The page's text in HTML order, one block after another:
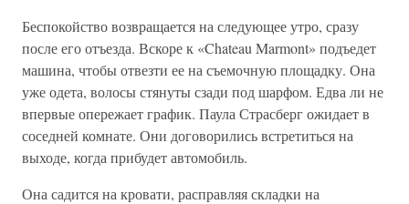
Беспокойство возвращается на следующее утро, сразу
после его отъезда. Вскоре к «Chateau Marmont» подъедет
машина, чтобы отвезти ее на съемочную площадку. Она
уже одета, волосы стянуты сзади под шарфом. Едва ли не
впервые опережает график. Паула Страсберг ожидает в
соседней комнате. Они договорились встретиться на
выходе, когда прибудет автомобиль.
Она садится на кровати, расправляя складки на